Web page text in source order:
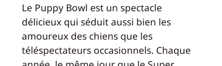
Le Puppy Bowl est un spectacle
délicieux qui séduit aussi bien les
amoureux des chiens que les
téléspectateurs occasionnels. Chaque